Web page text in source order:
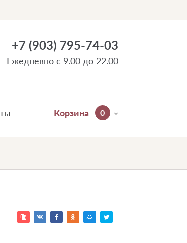
+7 (903) 795-74-03
Ежедневно с 9.00 до 22.00
Корзина 0